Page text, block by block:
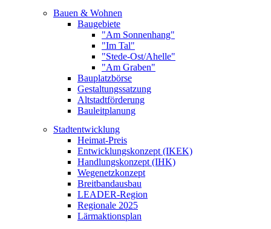
Bauen & Wohnen
Baugebiete
"Am Sonnenhang"
"Im Tal"
"Stede-Ost/Ahelle"
"Am Graben"
Bauplatzbörse
Gestaltungssatzung
Altstadtförderung
Bauleitplanung
Stadtentwicklung
Heimat-Preis
Entwicklungskonzept (IKEK)
Handlungskonzept (IHK)
Wegenetzkonzept
Breitbandausbau
LEADER-Region
Regionale 2025
Lärmaktionsplan